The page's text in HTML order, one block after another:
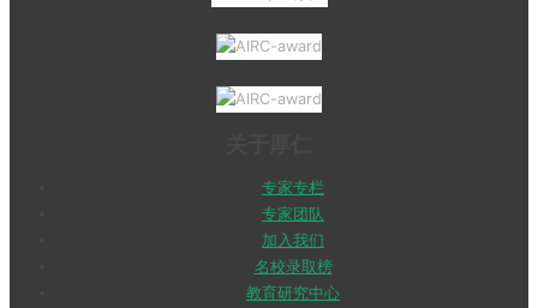
专家专栏
专家团队
加入我们
名校录取榜
教育研究中心